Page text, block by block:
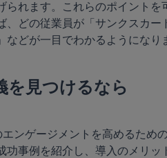
られます。これらのポイントを
、どの従業員が「サンクスカー
などが一目でわかるようになり
を見つけるなら
エンゲージメントを高めるため
功事例を紹介し、導入のメリッ